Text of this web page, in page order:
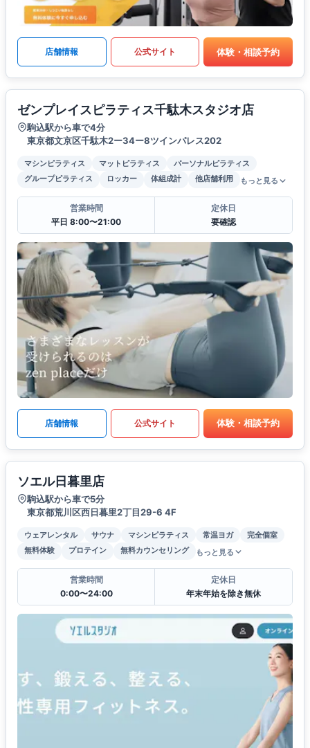
店舗情報 公式サイト 体験・相談予約
ゼンプレイスピラティス千駄木スタジオ店
駒込駅から車で4分
東京都文京区千駄木2ー34ー8ツインパレス202
マシンピラティス マットピラティス
パーソナルピラティス
グループピラティス
ロッカー 体組成計 他店舗利用 もっと見る
営業時間
平日 8:00〜21:00
定休日
要確認
店舗情報 公式サイト 体験・相談予約
ソエル日暮里店
駒込駅から車で5分
東京都荒川区西日暮里2丁目29-6 4F
ウェアレンタル サウナ マシンピラティス 常温ヨガ
完全個室
無料体験
プロテイン 無料カウンセリング もっと見る
営業時間
0:00〜24:00
定休日
年末年始を除き無休